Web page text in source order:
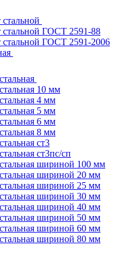
стальной ГОСТ 2591-88
стальной ГОСТ 2591-2006
10 мм
4 мм
5 мм
6 мм
8 мм
ст3
ст3пс/сп
шириной 100 мм
шириной 20 мм
шириной 25 мм
шириной 30 мм
шириной 40 мм
шириной 50 мм
шириной 60 мм
шириной 80 мм